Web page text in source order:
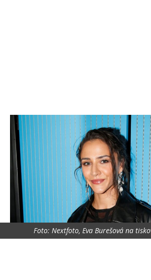
Foto: Nextfoto, Eva Burešová na